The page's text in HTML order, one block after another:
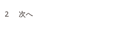
となる成分「クイーンペプチド(*)」
に着目。成分を損なわない独自製法
2 次へ